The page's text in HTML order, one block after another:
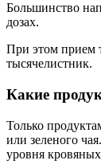
Большинство
дозах.
При этом прием
тысячелистник.
Какие
Только
или зеленого
уровня